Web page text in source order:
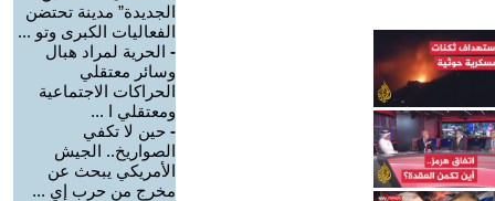
الجديدة” مدينة تحتضن
الفعاليات الكبرى وتو ...
- الحرية لمراد هبال
وسائر معتقلي
الحراكات الاجتماعية
ومعتقلي ا ...
- حين لا تكفي
الصواريخ.. الجيش
الأمريكي يبحث عن
مخرج من حرب إي ...